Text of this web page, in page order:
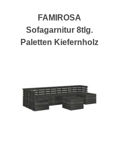
FAMIROSA
Sofagarnitur 8tlg.
Paletten Kiefernholz